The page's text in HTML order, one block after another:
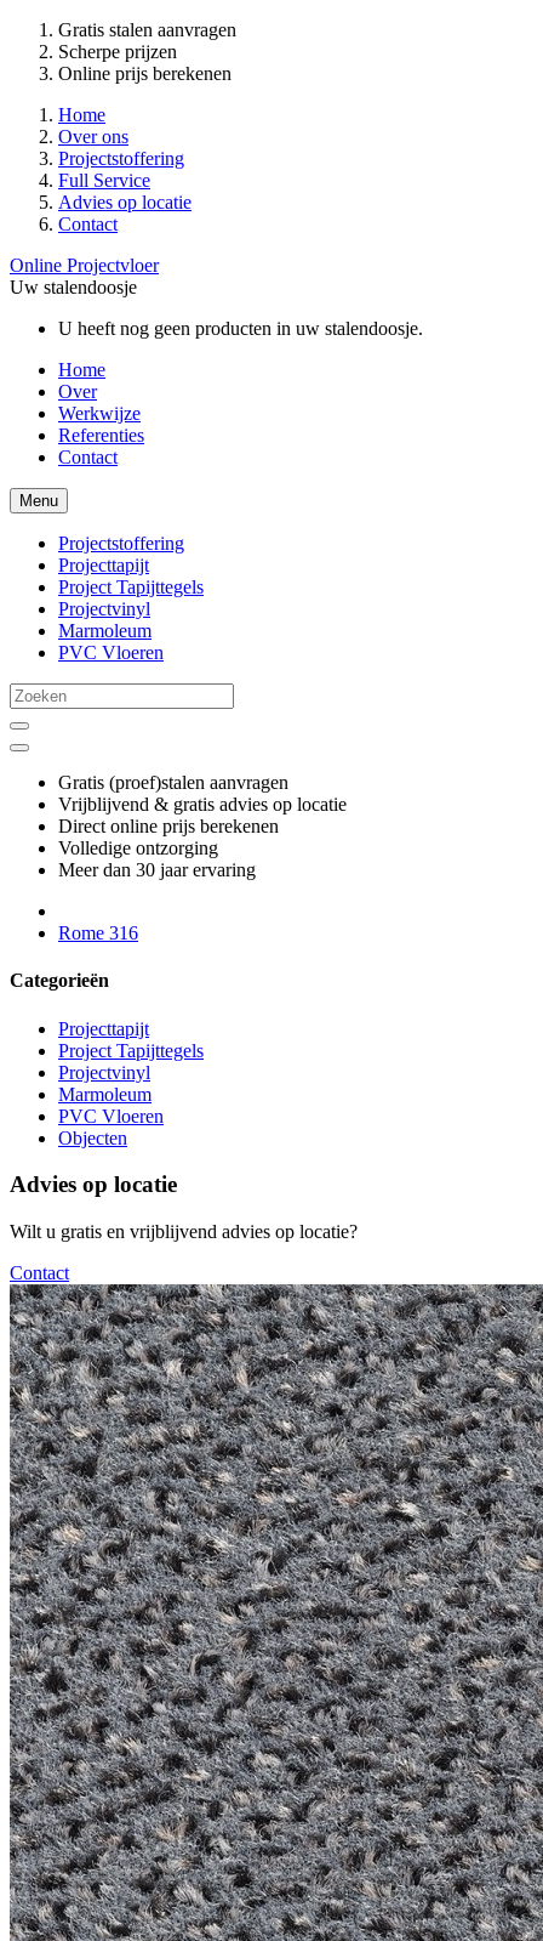
Gratis stalen aanvragen
Scherpe prijzen
Online prijs berekenen
Home
Over ons
Projectstoffering
Full Service
Advies op locatie
Contact
Online Projectvloer
Uw stalendoosje
U heeft nog geen producten in uw stalendoosje.
Home
Over
Werkwijze
Referenties
Contact
Menu
Projectstoffering
Projecttapijt
Project Tapijttegels
Projectvinyl
Marmoleum
PVC Vloeren
Gratis (proef)stalen aanvragen
Vrijblijvend & gratis advies op locatie
Direct online prijs berekenen
Volledige ontzorging
Meer dan 30 jaar ervaring
Rome 316
Categorieën
Projecttapijt
Project Tapijttegels
Projectvinyl
Marmoleum
PVC Vloeren
Objecten
Advies op locatie
Wilt u gratis en vrijblijvend advies op locatie?
Contact